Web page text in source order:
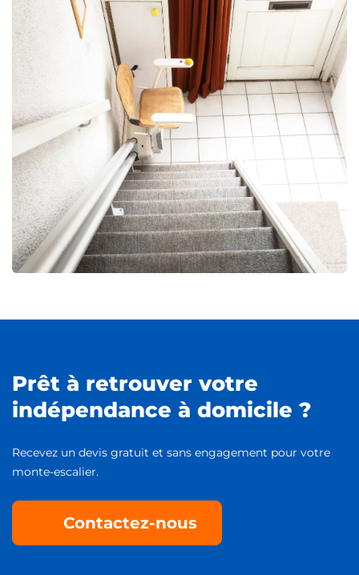
Prêt à retrouver votre
indépendance à domicile ?
Recevez un devis gratuit et sans engagement pour votre
monte-escalier.
Contactez-nous